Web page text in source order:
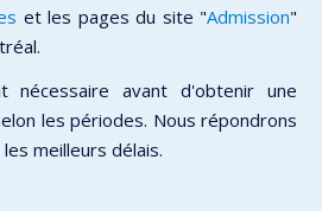
et les pages du site "Admission"
nécessaire avant d'obtenir une
les périodes. Nous répondrons
meilleurs délais.